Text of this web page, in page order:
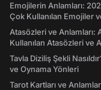
Emojilerin Anlamları:
Çok Kullanılan Emojiler
Atasözleri ve Anlamları:
Kullanılan Atasözleri ve
Tavla Diziliş Şekli
ve Oynama Yönleri
Tarot Kartları ve